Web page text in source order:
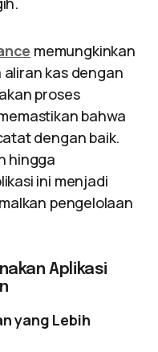
memungkinkan
kas dengan
proses
bahwa
dengan baik.
hingga
ini menjadi
pengelolaan
Aplikasi
yang Lebih